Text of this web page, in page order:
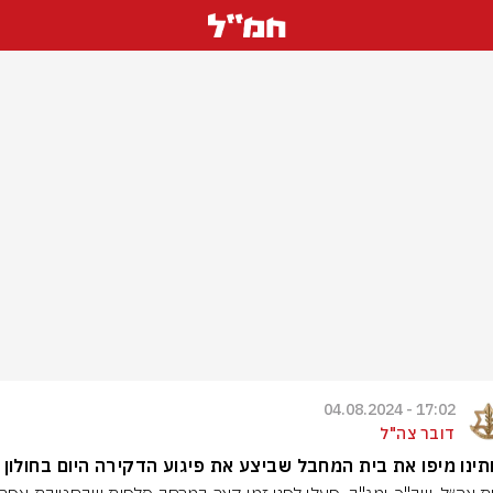
17:02 - 04.08.2024
דובר צה"ל
מיפו את בית המחבל שביצע את פיגוע הדקירה היום בחולון